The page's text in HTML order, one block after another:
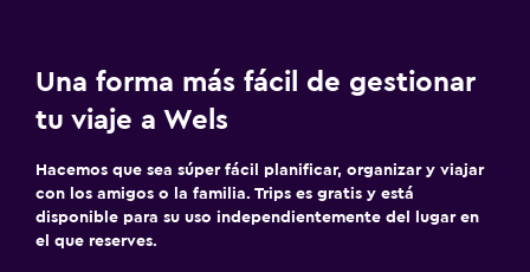
Una forma más fácil de gestionar
tu viaje a Wels
Hacemos que sea súper fácil planificar, organizar y viajar
con los amigos o la familia. Trips es gratis y está
disponible para su uso independientemente del lugar en
el que reserves.